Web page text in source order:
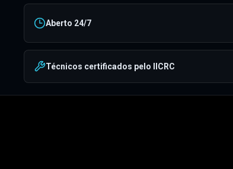
Aberto 24/7
Técnicos certificados pelo IICRC